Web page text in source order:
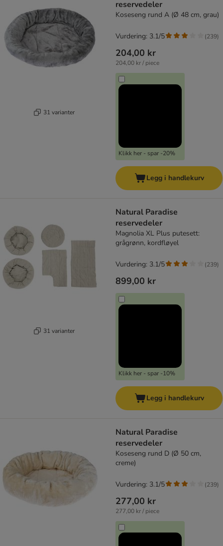
31 varianter
reservedeler
Koseseng rund A (Ø 48 cm, grau)
204,00 kr
204,00 kr / piece
Klikk her - spar -20%
Vurdering: 3.1/5 (239)
Legg i handlekurv
31 varianter
Natural Paradise
reservedeler
Magnolia XL Plus putesett:
grågrønn, kordfløyel
899,00 kr
Klikk her - spar -10%
Vurdering: 3.1/5 (239)
Legg i handlekurv
Natural Paradise
reservedeler
Koseseng rund D (Ø 50 cm,
creme)
277,00 kr
277,00 kr / piece
Vurdering: 3.1/5 (239)